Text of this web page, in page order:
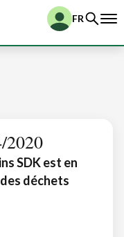
FR
2020
SDK est en
déchets